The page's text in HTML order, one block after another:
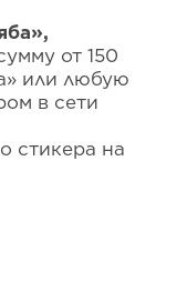
от 150
или любую
в сети
стикера на